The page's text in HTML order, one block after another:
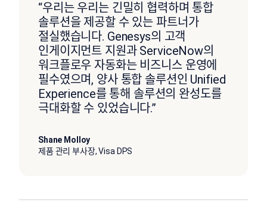
“우리는 우리는 긴밀히 협력하며 통합
솔루션을 제공할 수 있는 파트너가
절실했습니다. Genesys의 고객
인게이지먼트 지원과 ServiceNow의
워크플로우 자동화는 비즈니스 운영에
필수였으며, 양사 통합 솔루션인 Unified
Experience를 통해 솔루션의 완성도를
극대화할 수 있었습니다.”
Shane Molloy
제품 관리 부사장, Visa DPS